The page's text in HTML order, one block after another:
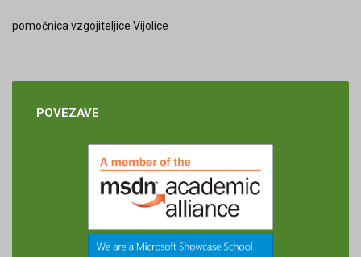
pomočnica vzgojiteljice Vijolice
POVEZAVE